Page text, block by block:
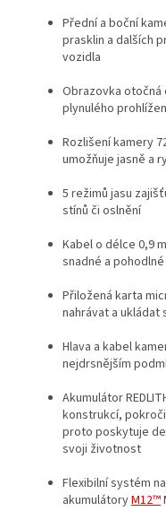
Přední a boční
prasklin a dalších
vozidla
Obrazovka otočná
plynulého
Rozlišení kamery
umožňuje jasně a
5 režimů jasu
stínů či oslnění
Kabel o délce 0,9
snadné a
Přiložená karta
nahrávat a ukládat
Hlava a kabel
nejdrsnějším
Akumulátor
konstrukcí,
proto poskytuje
svoji životnost
Flexibilní systém
akumulátoryM12™